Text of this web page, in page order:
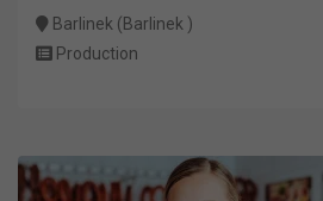
Barlinek (Barlinek )
Production